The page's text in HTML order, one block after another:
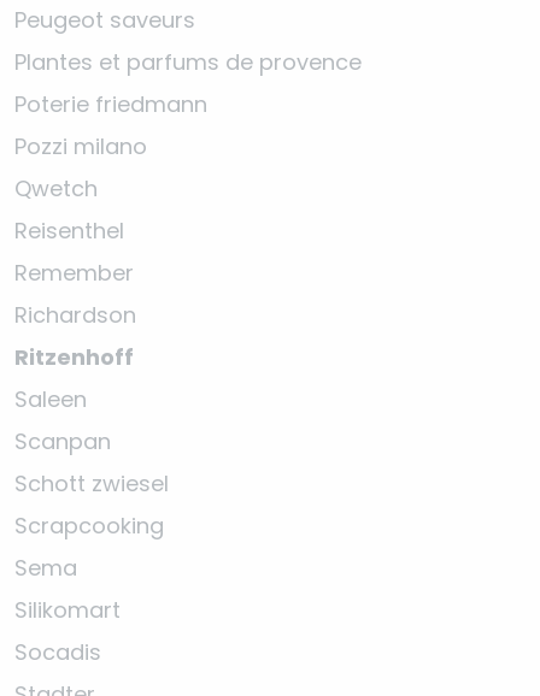
Peugeot saveurs
Plantes et parfums de provence
Poterie friedmann
Pozzi milano
Qwetch
Reisenthel
Remember
Richardson
Ritzenhoff
Saleen
Scanpan
Schott zwiesel
Scrapcooking
Sema
Silikomart
Socadis